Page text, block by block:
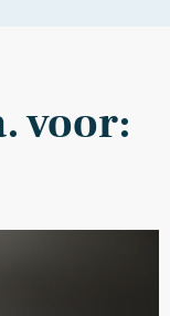
voor: